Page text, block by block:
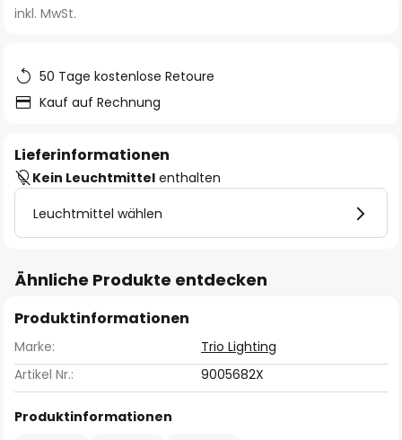
springen
inkl. MwSt.
50 Tage kostenlose Retoure
Kauf auf Rechnung
Lieferinformationen
Kein Leuchtmittel enthalten
Leuchtmittel wählen
Ähnliche Produkte entdecken
Produktinformationen
Marke:
Trio Lighting
Artikel Nr.:
9005682X
Produktinformationen